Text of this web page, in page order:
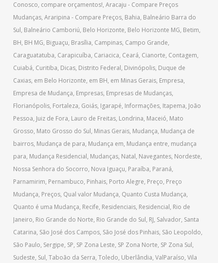
Conosco, compare orçamentos!, Aracaju - Compare Preços
Mudanças, Araripina - Compare Preços, Bahia, Balneário Barra do
Sul, Balneário Camboriú, Belo Horizonte, Belo Horizonte MG, Betim,
BH, BH MG, Biguaçu, Brasília, Campinas, Campo Grande,
Caraguatatuba, Carapicuíba, Cariacica, Ceará, Cianorte, Contagem,
Cuiabá, Curitiba, Dicas, Distrito Federal, Divinópolis, Duque de
Caxias, em Belo Horizonte, em BH, em Minas Gerais, Empresa,
Empresa de Mudança, Empresas, Empresas de Mudanças,
Florianópolis, Fortaleza, Goiás, Igarapé, Informações, Itapema, João
Pessoa, Juiz de Fora, Lauro de Freitas, Londrina, Maceió, Mato
Grosso, Mato Grosso do Sul, Minas Gerais, Mudança, Mudança de
bairros, Mudança de para, Mudança em, Mudança entre, mudança
para, Mudança Residencial, Mudanças, Natal, Navegantes, Nordeste,
Nossa Senhora do Socorro, Nova Iguaçu, Paraíba, Paraná,
Parnamirim, Pernambuco, Pinhais, Porto Alegre, Preço, Preço
Mudança, Preços, Qual valor Mudança, Quanto Custa Mudança,
Quanto é uma Mudança, Recife, Residenciais, Residencial, Rio de
Janeiro, Rio Grande do Norte, Rio Grande do Sul, RJ, Salvador, Santa
Catarina, São José dos Campos, São José dos Pinhais, São Leopoldo,
São Paulo, Sergipe, SP, SP Zona Leste, SP Zona Norte, SP Zona Sul,
Sudeste, Sul, Taboão da Serra, Toledo, Uberlândia, ValParaíso, Vila